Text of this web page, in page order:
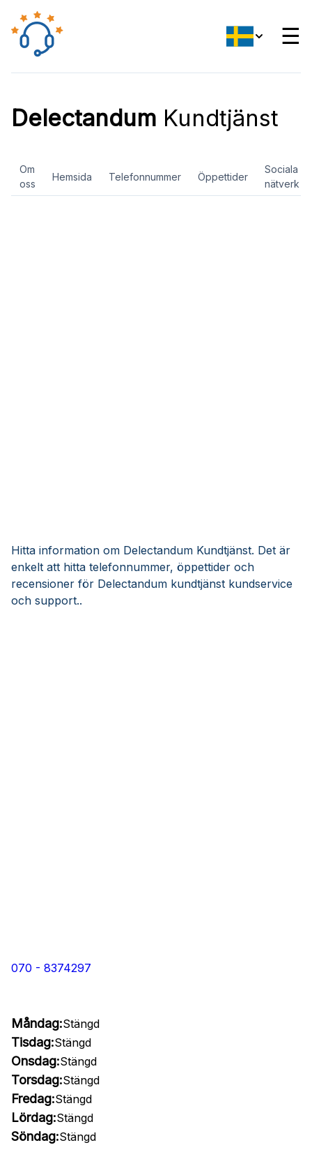
☰
Delectandum Kundtjänst
Om
oss
Hemsida Telefonnummer Öppettider
Sociala
nätverk
Hitta information om Delectandum Kundtjänst. Det är
enkelt att hitta telefonnummer, öppettider och
recensioner för Delectandum kundtjänst kundservice
och support..
070 - 8374297
Måndag:Stängd
Tisdag:Stängd
Onsdag:Stängd
Torsdag:Stängd
Fredag:Stängd
Lördag:Stängd
Söndag:Stängd